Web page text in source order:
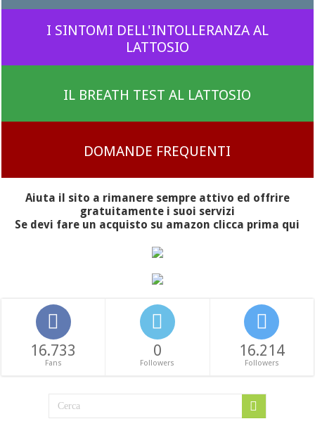
I SINTOMI DELL'INTOLLERANZA AL
LATTOSIO
IL BREATH TEST AL LATTOSIO
DOMANDE FREQUENTI
Aiuta il sito a rimanere sempre attivo ed offrire
gratuitamente i suoi servizi
Se devi fare un acquisto su amazon clicca prima qui
16.733
Fans
0
Followers
16.214
Followers